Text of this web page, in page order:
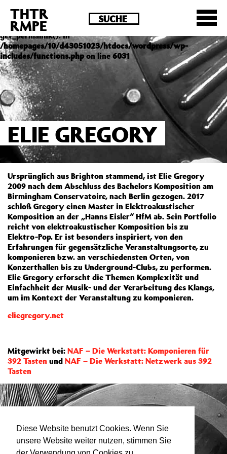
Diese Website benutzt Cookies. Wenn Sie
unsere Website weiter nutzen, stimmen Sie
Deprecated : Die Funktion post_permalink ist seit
Version 4.4.0 veraltet! Verwende stattdessen
get_permalink(). in
/homepages/10/d43051023/htdocs/wordpress/wp-
includes/functions.phpon line6031
THTR
RMPE
ELIE GREGORY
Ursprünglich aus Brighton stammend, ist Elie Gregory
2009 nach dem Abschluss des Bachelors Komposition am
Birmingham Conservatoire, nach Berlin gezogen. 2017
schloß Gregory einen Master in Elektroakustischer
Komposition an der „Hanns Eisler“ HfM ab. Sein Portfolio
reicht von elektroakustischer Komposition bis zu
Elektro-Pop. Er ist besonders inspiriert, von den
Erfahrungen für gegensätzliche Veranstaltungsorte, zu
komponieren bzw. an verschiedensten Orten, von
Konzerthallen bis zu Underground-Clubs, zu performen.
Elie Gregory erforscht die Themen Komplexität und
Einfachheit der Musik- und der Verarbeitung des Klangs,
um im Kontext der Veranstaltung zu komponieren.
eliegregory.net
Mitgewirkt bei: NAF – Die Werkstatt: Komponieren für
392 Tasten und NAF – Die Werkstatt: Netzwerk aus 392
Tasten